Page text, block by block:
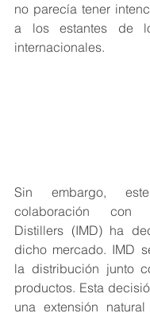
no parecía tener
a los estantes de
internacionales.
Sin embargo,
colaboración con
Distillers (IMD) ha
dicho mercado. IMD
la distribución junto
productos. Esta
una extensión